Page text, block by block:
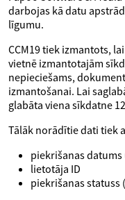
darbojas kā datu
līgumu.
CCM19 tiek izmantots,
vietnē izmantotajām
nepieciešams,
izmantošanai. Lai
glabāta viena sīkdatne
Tālāk norādītie dati tiek
piekrišanas datums
lietotāja ID
piekrišanas